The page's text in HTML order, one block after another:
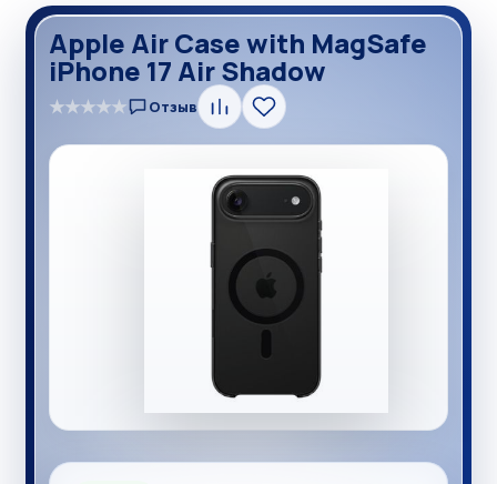
Apple Air Case with MagSafe
iPhone 17 Air Shadow
★★★★★ Отзыв Сравнить
В
избранное